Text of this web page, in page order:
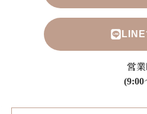
営